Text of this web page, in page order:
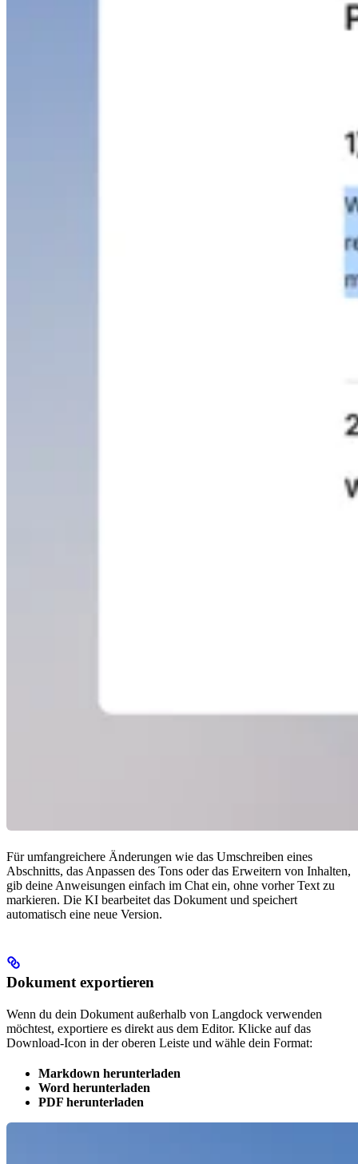
Für umfangreichere Änderungen wie das Umschreiben eines
Abschnitts, das Anpassen des Tons oder das Erweitern von Inhalten,
gib deine Anweisungen einfach im Chat ein, ohne vorher Text zu
markieren. Die KI bearbeitet das Dokument und speichert
automatisch eine neue Version.
Dokument exportieren
Wenn du dein Dokument außerhalb von Langdock verwenden
möchtest, exportiere es direkt aus dem Editor. Klicke auf das
Download-Icon in der oberen Leiste und wähle dein Format:
Markdown herunterladen
Word herunterladen
PDF herunterladen